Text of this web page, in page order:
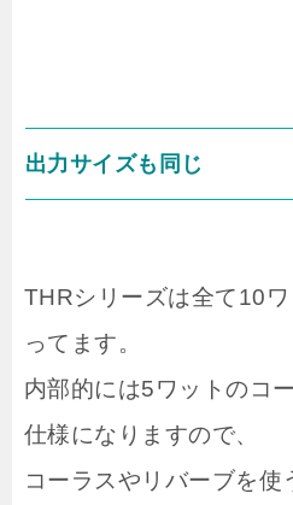
出力サイズも同じ
THRシリーズは全て10
ってます。
内部的には5ワットのコ
仕様になりますので、
コーラスやリバーブを